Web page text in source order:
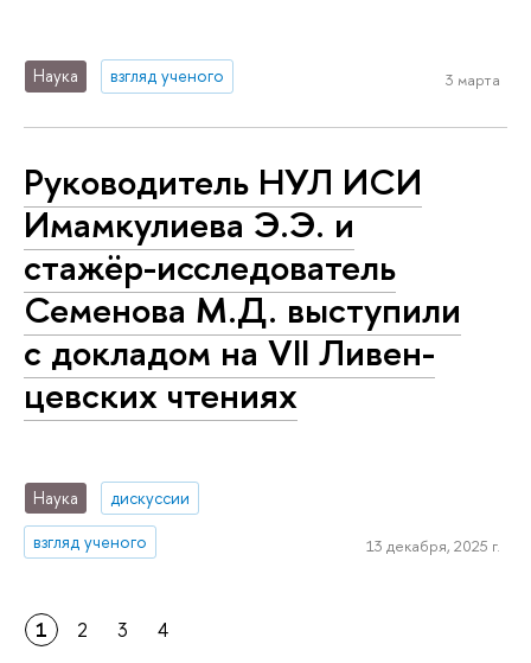
Наука взгляд ученого 3 марта
Ру­ко­во­ди­тель НУЛ ИСИ
Имамкулиева Э.Э. и
стажёр-ис­сле­до­ва­тель
Семенова М.Д. выступили
с докладом на VII Ли­вен­
цев­ских чтениях
Наука
дискуссии
взгляд ученого
13 декабря, 2025 г.
1 2 3 4